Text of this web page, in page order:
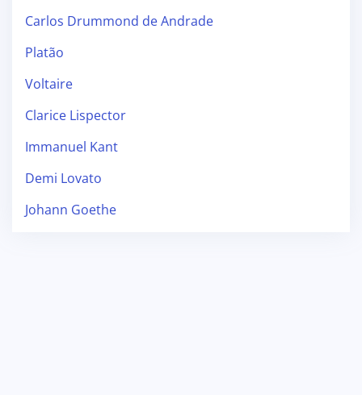
Carlos Drummond de Andrade
Platão
Voltaire
Clarice Lispector
Immanuel Kant
Demi Lovato
Johann Goethe